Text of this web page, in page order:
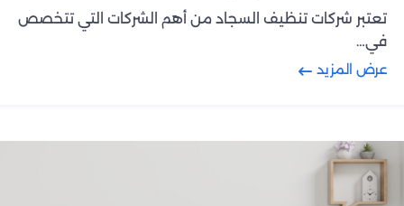
تعتبر شركات تنظيف السجاد من أهم الشركات التي تتخصص
في…
عرض المزيد